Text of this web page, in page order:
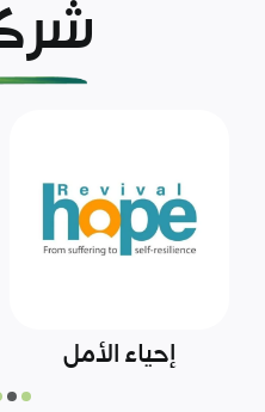
رابطة الشبكات